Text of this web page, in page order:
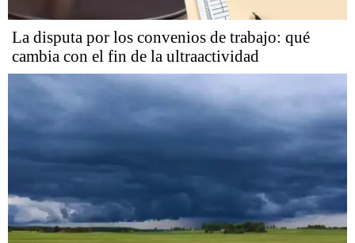
La disputa por los convenios de trabajo: qué
cambia con el fin de la ultraactividad